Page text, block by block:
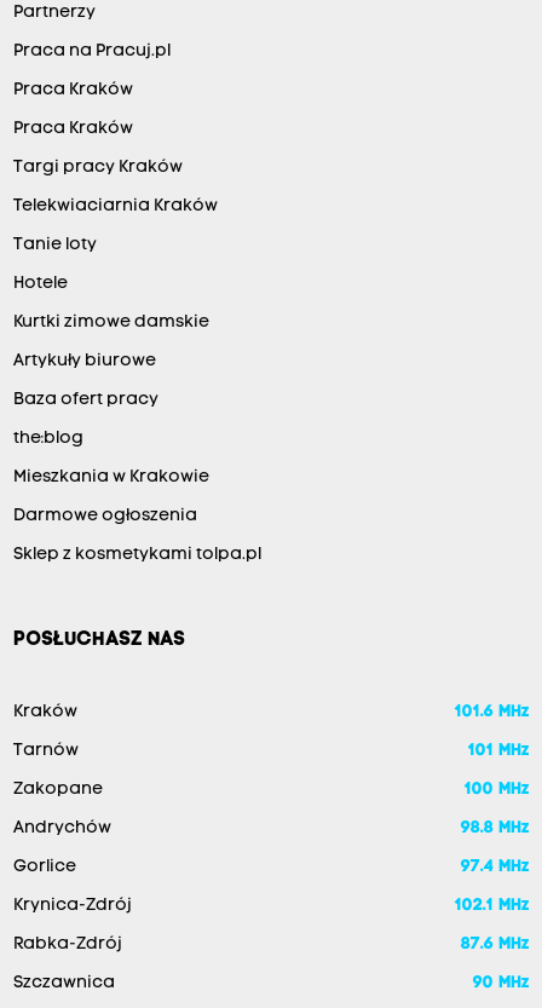
Partnerzy
Praca na Pracuj.pl
Praca Kraków
Praca Kraków
Targi pracy Kraków
Telekwiaciarnia Kraków
Tanie loty
Hotele
Kurtki zimowe damskie
Artykuły biurowe
Baza ofert pracy
the:blog
Mieszkania w Krakowie
Darmowe ogłoszenia
Sklep z kosmetykami tolpa.pl
POSŁUCHASZ NAS
Kraków 101.6 MHz
Tarnów 101 MHz
Zakopane 100 MHz
Andrychów 98.8 MHz
Gorlice 97.4 MHz
Krynica-Zdrój 102.1 MHz
Rabka-Zdrój 87.6 MHz
Szczawnica 90 MHz